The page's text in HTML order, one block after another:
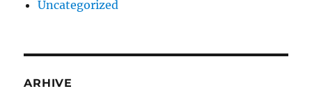
Uncategorized
ARHIVE